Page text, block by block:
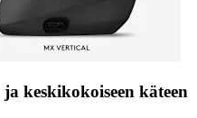
keskikokoiseen käteen